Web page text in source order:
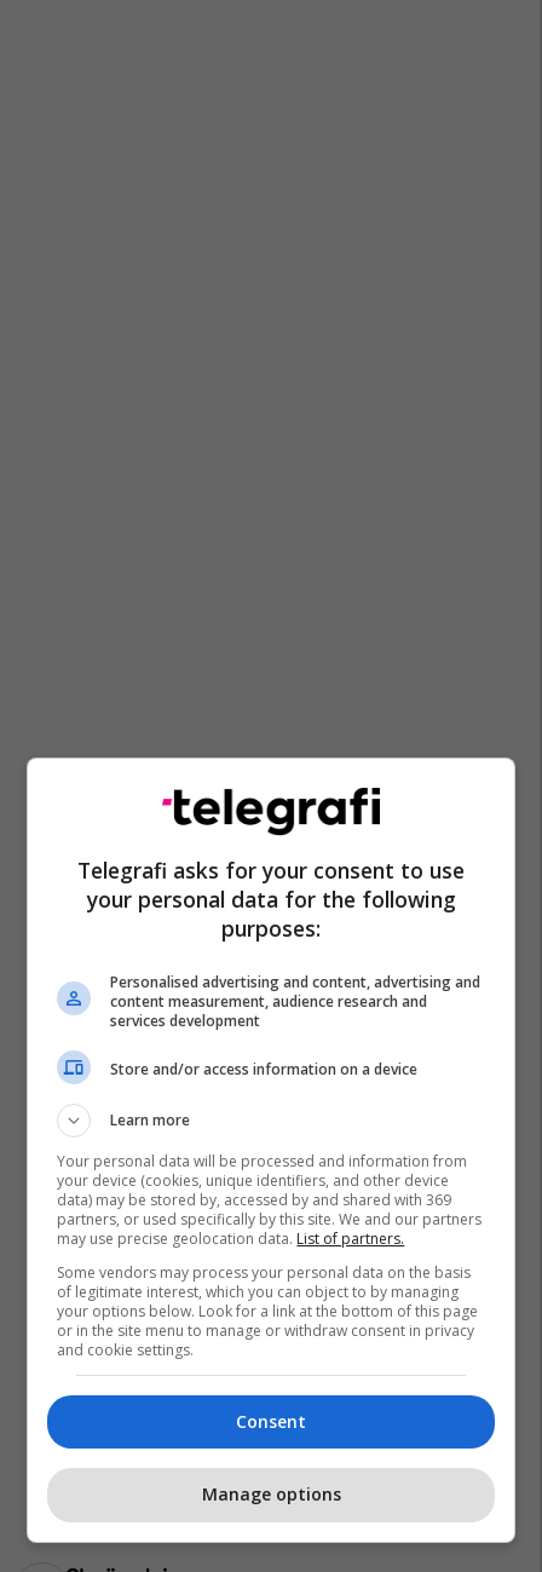
Telegrafi asks for your consent to use
your personal data for the following
purposes:
Personalised advertising and content, advertising and
content measurement, audience research and
services development
Store and/or access information on a device
Learn more
Your personal data will be processed and information from
your device (cookies, unique identifiers, and other device
data) may be stored by, accessed by and shared with 369
partners, or used specifically by this site. We and our partners
may use precise geolocation data. List of partners.
Some vendors may process your personal data on the basis
of legitimate interest, which you can object to by managing
your options below. Look for a link at the bottom of this page
or in the site menu to manage or withdraw consent in privacy
and cookie settings.
Consent
Manage options